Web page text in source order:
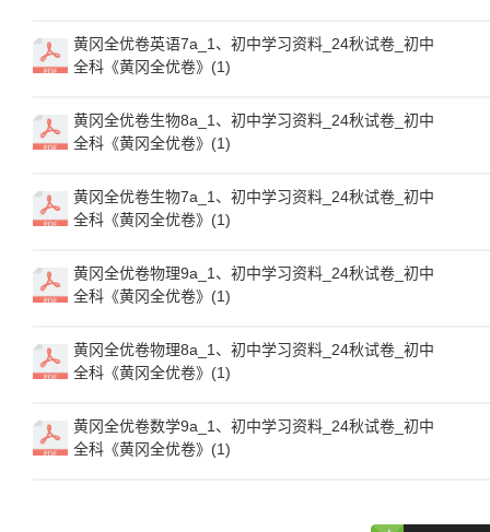
黄冈全优卷英语7a_1、初中学习资料_24秋试卷_初中
全科《黄冈全优卷》(1)
黄冈全优卷生物8a_1、初中学习资料_24秋试卷_初中
全科《黄冈全优卷》(1)
黄冈全优卷生物7a_1、初中学习资料_24秋试卷_初中
全科《黄冈全优卷》(1)
黄冈全优卷物理9a_1、初中学习资料_24秋试卷_初中
全科《黄冈全优卷》(1)
黄冈全优卷物理8a_1、初中学习资料_24秋试卷_初中
全科《黄冈全优卷》(1)
黄冈全优卷数学9a_1、初中学习资料_24秋试卷_初中
全科《黄冈全优卷》(1)